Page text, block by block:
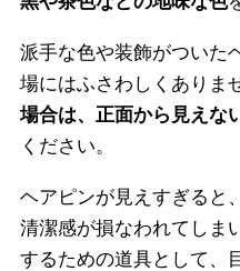
派手な色や装飾がついた
場にはふさわしくありま
場合は、正面から見えな
ください。
ヘアピンが見えすぎると
清潔感が損なわれてしま
するための道具として、